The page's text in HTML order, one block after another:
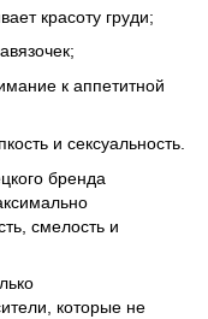
красоту груди;
к аппетитной
и сексуальность.
бренда
смелость и
которые не